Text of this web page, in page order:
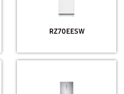
RZ70EESW